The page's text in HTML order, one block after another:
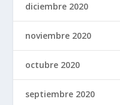
diciembre 2020
noviembre 2020
octubre 2020
septiembre 2020